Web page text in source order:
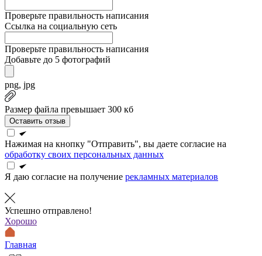
Проверьте правильность написания
Ссылка на социальную сеть
Проверьте правильность написания
Добавьте до 5 фотографий
png, jpg
Размер файла превышает 300 кб
Оставить отзыв
Нажимая на кнопку "Отправить", вы даете согласие на
обработку своих персональных данных
Я даю согласие на получение рекламных материалов
Успешно отправлено!
Хорошо
Главная